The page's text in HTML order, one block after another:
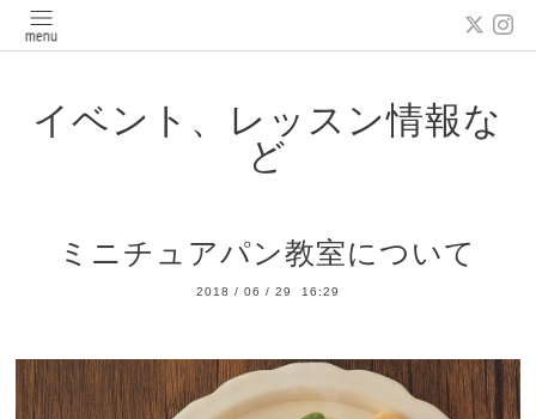
イベント、レッスン情報な
ど
ミニチュアパン教室について
2018 / 06 / 29 16:29